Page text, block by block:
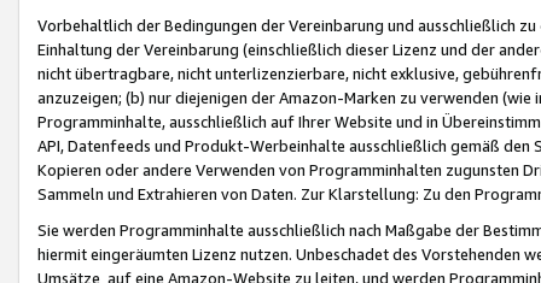
Vorbehaltlich der Bedingungen der Vereinbarung und ausschließlich
Einhaltung der Vereinbarung (einschließlich dieser Lizenz und der
nicht übertragbare, nicht unterlizenzierbare, nicht exklusive,
anzuzeigen; (b) nur diejenigen der Amazon-Marken zu verwenden
Programminhalte, ausschließlich auf Ihrer Website und in
API, Datenfeeds und Produkt-Werbeinhalte ausschließlich gemäß
Kopieren oder andere Verwenden von Programminhalten zugunsten
Sammeln und Extrahieren von Daten. Zur Klarstellung: Zu den
Sie werden Programminhalte ausschließlich nach Maßgabe der
hiermit eingeräumten Lizenz nutzen. Unbeschadet des Vorstehenden
Umsätze auf eine Amazon-Website zu leiten, und werden